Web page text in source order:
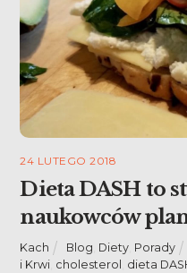
24 LUTEGO 2018
Dieta DASH to
naukowców
Kach Blog Diety Porady
i Krwi cholesterol dieta